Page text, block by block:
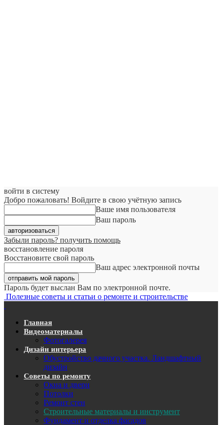
войти в систему
Добро пожаловать! Войдите в свою учётную запись
Ваше имя пользователя
Ваш пароль
Забыли пароль? получить помощь
восстановление пароля
Восстановите свой пароль
Ваш адрес электронной почты
Пароль будет выслан Вам по электронной почте.
Полезные советы и статьи о ремонте и строительстве
Главная
Видеоматериалы
Фотогалерея
Дизайн интерьера
Обустройство дачного участка. Ландшафтный
дизайн
Советы по ремонту
Окна и двери
Потолки
Ремонт стен
Строительные материалы и инструмент
Фундамент и отделка фасадов